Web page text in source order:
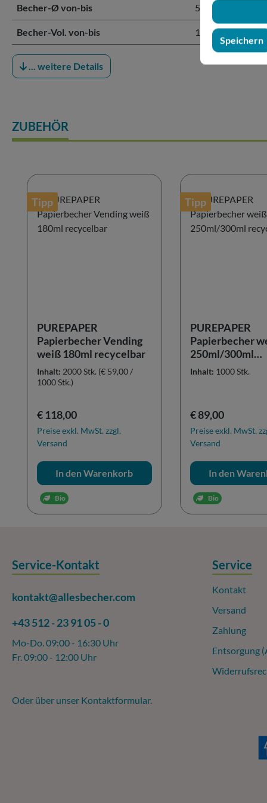
Becher-Ø von-bis 58,00 - 80,00 mm
Becher-Vol. von-bis 180 - 300 ml
... weitere Details
ZUBEHÖR
Tipp
PUREPAPER
Papierbecher Vending
weiß 180ml recycelbar
Inhalt: 2000 Stk. (€ 59,00 /
1000 Stk.)
Regulärer Preis:
€ 118,00
Preise exkl. MwSt. zzgl.
Versand
In den Warenkorb
Bio
Tipp
PUREPAPER
Papierbecher
250ml/300ml
recycelbar
Inhalt: 1000 Stk.
Regulärer Preis:
€ 89,00
Preise exkl. MwSt.
Versand
In den
Bio
Service-Kontakt
kontakt@allesbecher.com
+43 512 - 23 91 05 - 0
Mo-Do. 09:00 - 16:30 Uhr
Fr. 09:00 - 12:00 Uhr
Oder über unser Kontaktformular.
Service
Kontakt
Versand
Zahlung
Entsorgung
Speichern